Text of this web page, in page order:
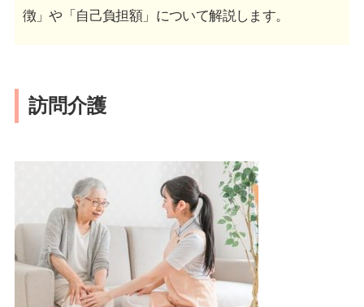
徴」や「自己負担額」について解説します。
訪問介護